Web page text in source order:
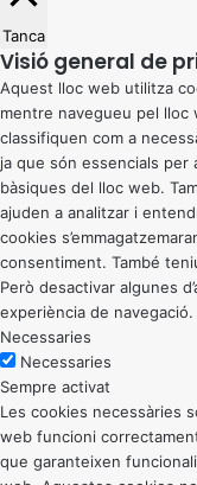
Tanca
Visió general de
Aquest lloc web utilitza
mentre navegueu pel lloc
classifiquen com a
ja que són essencials
bàsiques del lloc web.
ajuden a analitzar i
cookies
consentiment. També
Però desactivar algunes
experiència de navegació.
Necessaries
Necessaries
Sempre activat
Les cookies necessàries
web funcioni
que garanteixen